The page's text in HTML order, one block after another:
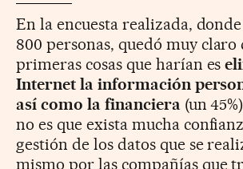
En la encuesta realizada,
800 personas, quedó muy claro
primeras cosas que harían es
Internet la información
así como la financiera (un
no es que exista mucha
gestión de los datos que se
mismo por las compañías que